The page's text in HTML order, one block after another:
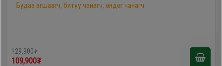
Будаа агшаагч, битүү чанагч, өндөг чанагч
129,900₮
109,900₮